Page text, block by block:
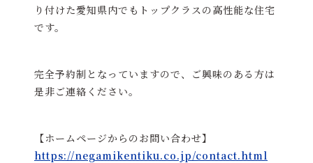
り付けた愛知県内でもトップクラスの高性能な住宅
です。
完全予約制となっていますので、ご興味のある方は
是非ご連絡ください。
【ホームページからのお問い合わせ】
https://negamikentiku.co.jp/contact.html